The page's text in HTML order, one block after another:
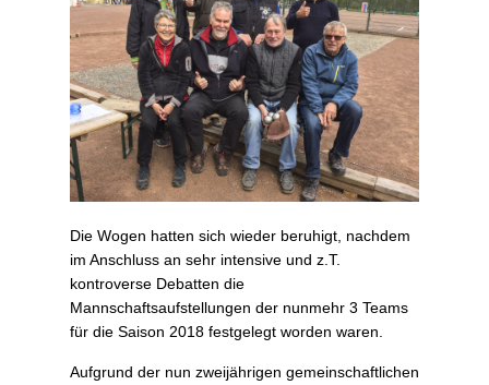
Die Wogen hatten sich wieder beruhigt, nachdem
im Anschluss an sehr intensive und z.T.
kontroverse Debatten die
Mannschaftsaufstellungen der nunmehr 3 Teams
für die Saison 2018 festgelegt worden waren.
Aufgrund der nun zweijährigen gemeinschaftlichen